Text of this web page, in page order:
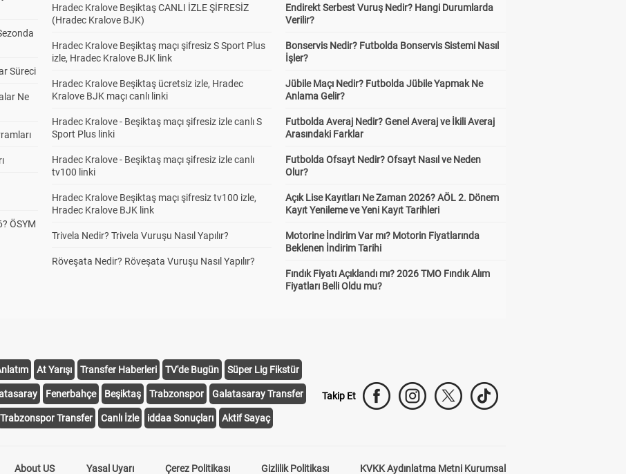
Süreci
Ne
ÖSYM
Hradec Kralove Beşiktaş CANLI İZLE ŞİFRESİZ
(Hradec Kralove BJK)
Hradec Kralove Beşiktaş maçı şifresiz S Sport Plus
izle, Hradec Kralove BJK link
Hradec Kralove Beşiktaş ücretsiz izle, Hradec
Kralove BJK maçı canlı linki
Hradec Kralove - Beşiktaş maçı şifresiz izle canlı S
Sport Plus linki
Hradec Kralove - Beşiktaş maçı şifresiz izle canlı
tv100 linki
Hradec Kralove Beşiktaş maçı şifresiz tv100 izle,
Hradec Kralove BJK link
Trivela Nedir? Trivela Vuruşu Nasıl Yapılır?
Röveşata Nedir? Röveşata Vuruşu Nasıl Yapılır?
Endirekt Serbest Vuruş Nedir? Hangi Durumlarda
Verilir?
Bonservis Nedir? Futbolda Bonservis Sistemi Nasıl
İşler?
Jübile Maçı Nedir? Futbolda Jübile Yapmak Ne
Anlama Gelir?
Futbolda Averaj Nedir? Genel Averaj ve İkili Averaj
Arasındaki Farklar
Futbolda Ofsayt Nedir? Ofsayt Nasıl ve Neden
Olur?
Açık Lise Kayıtları Ne Zaman 2026? AÖL 2. Dönem
Kayıt Yenileme ve Yeni Kayıt Tarihleri
Motorine İndirim Var mı? Motorin Fiyatlarında
Beklenen İndirim Tarihi
Fındık Fiyatı Açıklandı mı? 2026 TMO Fındık Alım
Fiyatları Belli Oldu mu?
At Yarışı Transfer Haberleri TV'de Bugün Süper Lig Fikstür
Fenerbahçe Beşiktaş Trabzonspor Galatasaray Transfer
Trabzonspor Transfer Canlı İzle iddaa Sonuçları Aktif Sayaç
Takip Et
About US Yasal Uyarı Çerez Politikası Gizlilik Politikası KVKK Aydınlatma Metni Kurumsal